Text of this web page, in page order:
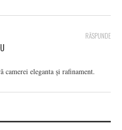
RĂSPUNDE
camerei eleganta și rafinament.